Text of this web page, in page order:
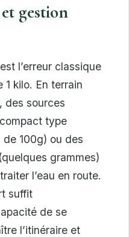
gestion
l’erreur classique
1 kilo. En terrain
des sources
type
100g) ou des
grammes)
l’eau en route.
suffit
de se
l’itinéraire et